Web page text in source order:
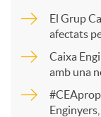
p
a
El Grup
afectats
Caixa
amb una